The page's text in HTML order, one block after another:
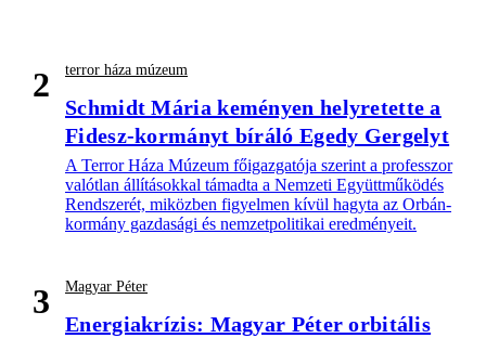
2 terror háza múzeum
Schmidt Mária keményen helyretette a
Fidesz-kormányt bíráló Egedy Gergelyt
A Terror Háza Múzeum főigazgatója szerint a professzor
valótlan állításokkal támadta a Nemzeti Együttműködés
Rendszerét, miközben figyelmen kívül hagyta az Orbán-
kormány gazdasági és nemzetpolitikai eredményeit.
3 Magyar Péter
Energiakrízis: Magyar Péter orbitális